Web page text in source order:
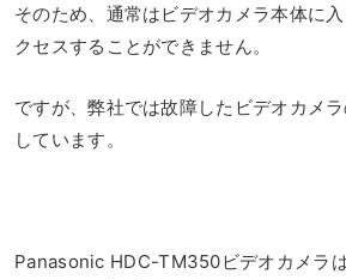
そのため、通常はビデオカメラ本体に
クセスすることができません。
ですが、弊社では故障したビデオカメ
しています。
Panasonic HDC-TM350ビデオカメラ